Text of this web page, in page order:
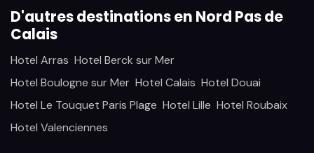
D'autres destinations en Nord Pas de
Calais
Hotel Arras Hotel Berck sur Mer
Hotel Boulogne sur Mer Hotel Calais Hotel Douai
Hotel Le Touquet Paris Plage Hotel Lille Hotel Roubaix
Hotel Valenciennes